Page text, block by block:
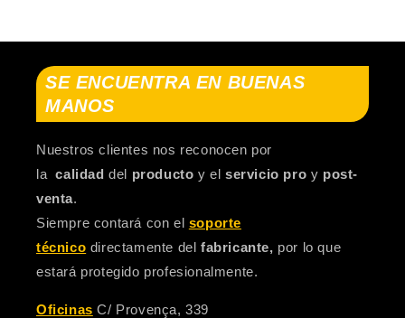
SE ENCUENTRA EN BUENAS
MANOS
Nuestros clientes nos reconocen por
lacalidad del producto y elservicio pro y post-
venta.
Siempre contará con el soporte
técnico directamente delfabricante, por lo que
estará protegido profesionalmente.
Oficinas C/ Provença, 339